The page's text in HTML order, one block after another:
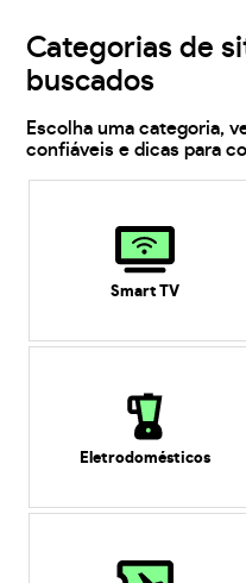
Categorias de
buscados
Escolha uma categoria,
confiáveis e dicas para
Smart TV
Eletrodomésticos